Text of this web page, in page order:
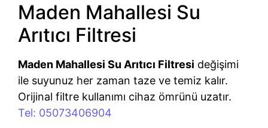
Maden Mahallesi Su
Arıtıcı Filtresi
Maden Mahallesi Su Arıtıcı Filtresi değişimi
ile suyunuz her zaman taze ve temiz kalır.
Orijinal filtre kullanımı cihaz ömrünü uzatır.
Tel: 05073406904